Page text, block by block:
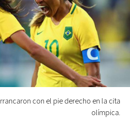
con el pie derecho en la cita
olímpica.